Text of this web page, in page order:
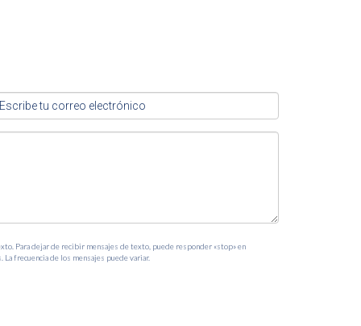
pueden encontrar mejores oportunidades al
Para dejar de recibir mensajes de texto, puede responder «stop» en
frecuencia de los mensajes puede variar.